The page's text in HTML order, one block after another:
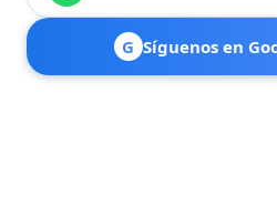
G Síguenos en